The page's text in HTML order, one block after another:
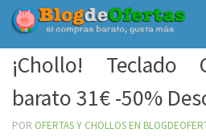
Debajo del contenido
¡Chollo! Teclado
barato 31€ -50%
POR OFERTAS Y CHOLLOS EN